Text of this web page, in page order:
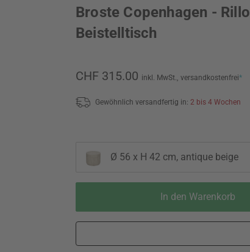
Broste Copenhagen - Rillo
Beistelltisch
CHF 315.00 inkl. MwSt., versandkostenfrei*
Gewöhnlich versandfertig in: 2 bis 4 Wochen
Ø 56 x H 42 cm, antique beige
In den Warenkorb